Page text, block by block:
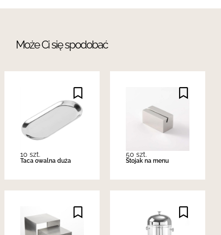
Może Ci się spodobać
10 szt.
Taca owalna duża
50 szt.
Stojak na menu